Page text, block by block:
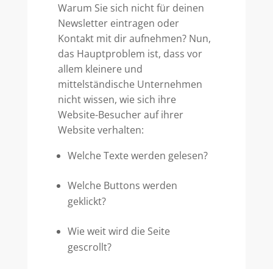
Warum Sie sich nicht für deinen
Newsletter eintragen oder
Kontakt mit dir aufnehmen? Nun,
das Hauptproblem ist, dass vor
allem kleinere und
mittelständische Unternehmen
nicht wissen, wie sich ihre
Website-Besucher auf ihrer
Website verhalten:
Welche Texte werden gelesen?
Welche Buttons werden
geklickt?
Wie weit wird die Seite
gescrollt?